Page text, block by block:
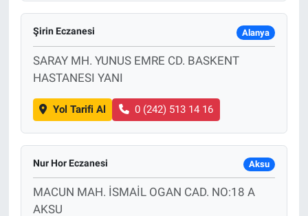
Şirin Eczanesi Alanya
SARAY MH. YUNUS EMRE CD. BASKENT
HASTANESI YANI
Yol Tarifi Al 0 (242) 513 14 16
Nur Hor Eczanesi Aksu
MACUN MAH. İSMAİL OGAN CAD. NO:18 A
AKSU